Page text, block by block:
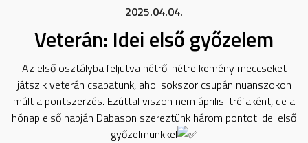
2025.04.04.
Veterán: Idei első győzelem
Az első osztályba feljutva hétről hétre kemény meccseket
játszik veterán csapatunk, ahol sokszor csupán nüanszokon
múlt a pontszerzés. Ezúttal viszon nem áprilisi tréfaként, de a
hónap első napján Dabason szereztünk három pontot idei első
győzelmünkkel